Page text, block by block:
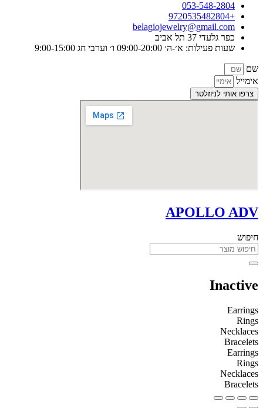
053-548-2804
+9720535482804
belagiojewelry@gmail.com
כפר גלעדי 37 תל אביב
שעות פעילות: א׳-ה׳ 09:00-20:00 ו׳ וערבי חג 9:00-15:00
שם
אימייל
צרפו אותי לניוזלטר
APOLLO ADV
חיפוש
Inactive
Earrings
Rings
Necklaces
Bracelets
Earrings
Rings
Necklaces
Bracelets